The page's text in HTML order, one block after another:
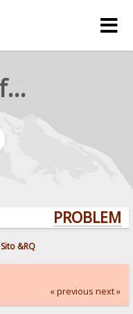
rejetto forum
Sito &RQ
« previous next »